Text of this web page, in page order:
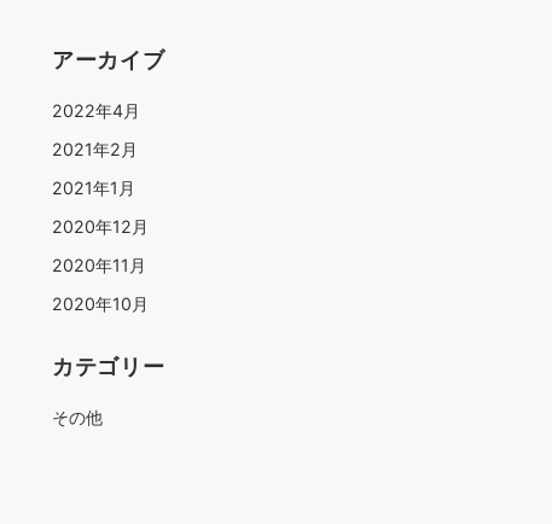
アーカイブ
2022年4月
2021年2月
2021年1月
2020年12月
2020年11月
2020年10月
カテゴリー
その他